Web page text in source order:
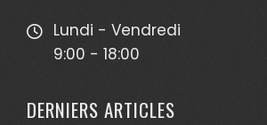
Lundi - Vendredi
9:00 - 18:00
DERNIERS ARTICLES